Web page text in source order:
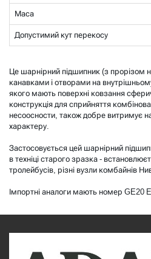
Маса
Допустимий кут перекосу
Це шарнірний підшипник (з прорізом
канавками і отворами на
якого мають поверхні ковзання
конструкція для сприйняття
несоосности, також добре витримує
характеру.
Застосовується цей шарнірний
в техніці старого зразка -
тролейбусів, різні вузли комбайнів
Імпортні аналоги мають номер GE20